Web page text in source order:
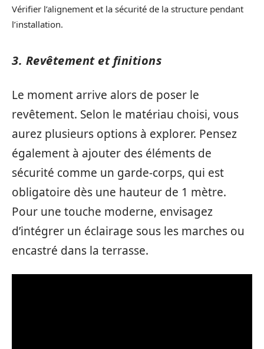
Vérifier l’alignement et la sécurité de la structure pendant
l’installation.
3. Revêtement et finitions
Le moment arrive alors de poser le
revêtement. Selon le matériau choisi, vous
aurez plusieurs options à explorer. Pensez
également à ajouter des éléments de
sécurité comme un garde-corps, qui est
obligatoire dès une hauteur de 1 mètre.
Pour une touche moderne, envisagez
d’intégrer un éclairage sous les marches ou
encastré dans la terrasse.